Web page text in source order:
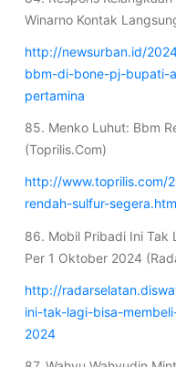
Winarno Kontak
http://newsurban.id/
bbm-di-bone-pj-bupati-
pertamina
85. Menko Luhut: Bbm
(Toprilis.Com)
http://www.toprilis.com/
rendah-sulfur-
86. Mobil Pribadi Ini Tak
Per 1 Oktober 2024
http://
ini-tak-lagi-bisa-
2024